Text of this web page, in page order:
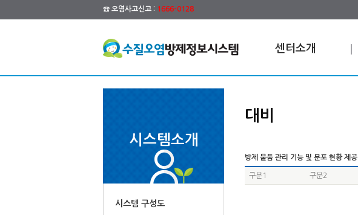
☎ 오염사고신고 : 1666-0128
센터소개
시스템소개
시스템 구성도
대비
방제 물품 관리 기능 및 분포 현황 제공
구분1 구분2